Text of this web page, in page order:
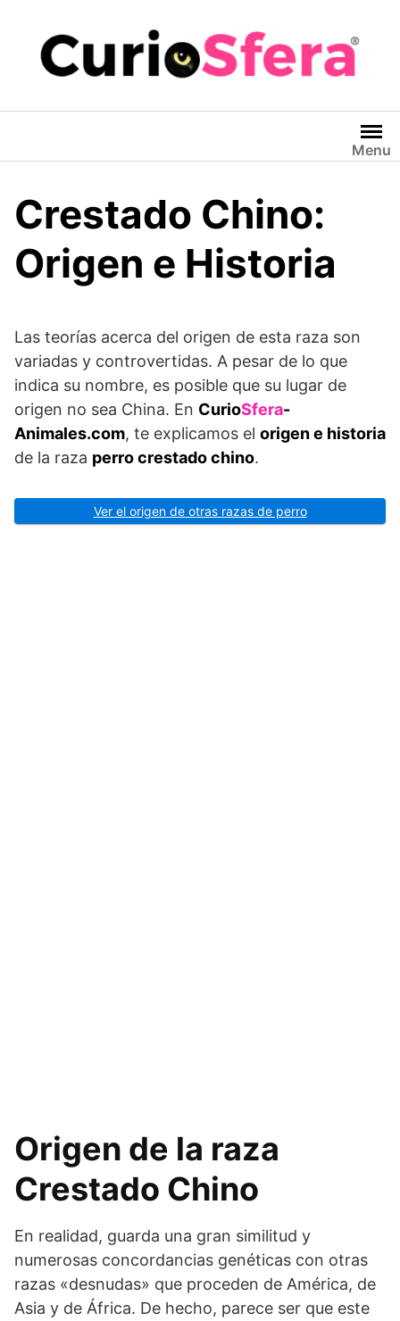
contenido
Menu
Crestado Chino:
Origen e Historia
Las teorías acerca del origen de esta raza son
variadas y controvertidas. A pesar de lo que
indica su nombre, es posible que su lugar de
origen no sea China. En CurioSfera-
Animales.com, te explicamos el origen e historia
de la raza perro crestado chino.
Ver el origen de otras razas de perro
Origen de la raza
Crestado Chino
En realidad, guarda una gran similitud y
numerosas concordancias genéticas con otras
razas «desnudas» que proceden de América, de
Asia y de África. De hecho, parece ser que este